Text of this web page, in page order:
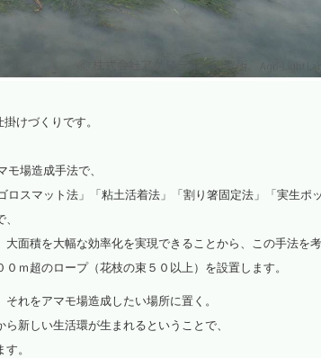
けづくりです。
モ場造成手法で、
スマット法」「粘土活着法」「割り箸固定法」「実生ポ
面積を大幅な効率化を実現できることから、この手法を考
ｍ超のロープ（花枝の束５０以上）を設置します。
れをアマモ場造成したい場所に置く。
新しい生活環が生まれるということで、
。